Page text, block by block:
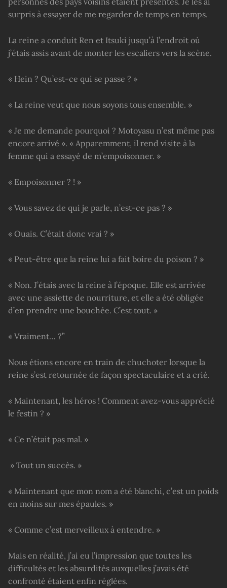
surpris à essayer de me regarder de temps en temps.
La reine a conduit Ren et Itsuki jusqu’à l’endroit où
j’étais assis avant de monter les escaliers vers la scène.
« Hein ? Qu’est-ce qui se passe ? »
« La reine veut que nous soyons tous ensemble. »
« Je me demande pourquoi ? Motoyasu n’est même pas
encore arrivé ». « Apparemment, il rend visite à la
femme qui a essayé de m’empoisonner. »
« Empoisonner ? ! »
« Vous savez de qui je parle, n’est-ce pas ? »
« Ouais. C’était donc vrai ? »
« Peut-être que la reine lui a fait boire du poison ? »
« Non. J’étais avec la reine à l’époque. Elle est arrivée
avec une assiette de nourriture, et elle a été obligée
d’en prendre une bouchée. C’est tout. »
« Vraiment… ?”
Nous étions encore en train de chuchoter lorsque la
reine s’est retournée de façon spectaculaire et a crié.
« Maintenant, les héros ! Comment avez-vous apprécié
le festin ? »
« Ce n’était pas mal. »
» Tout un succès. »
« Maintenant que mon nom a été blanchi, c’est un poids
en moins sur mes épaules. »
« Comme c’est merveilleux à entendre. »
Mais en réalité, j’ai eu l’impression que toutes les
difficultés et les absurdités auxquelles j’avais été
confronté étaient enfin réglées.